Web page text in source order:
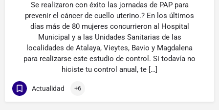
Se realizaron con éxito las jornadas de PAP para
prevenir el cáncer de cuello uterino.? En los últimos
días más de 80 mujeres concurrieron al Hospital
Municipal y a las Unidades Sanitarias de las
localidades de Atalaya, Vieytes, Bavio y Magdalena
para realizarse este estudio de control. Si todavía no
hiciste tu control anual, te […]
Actualidad +6